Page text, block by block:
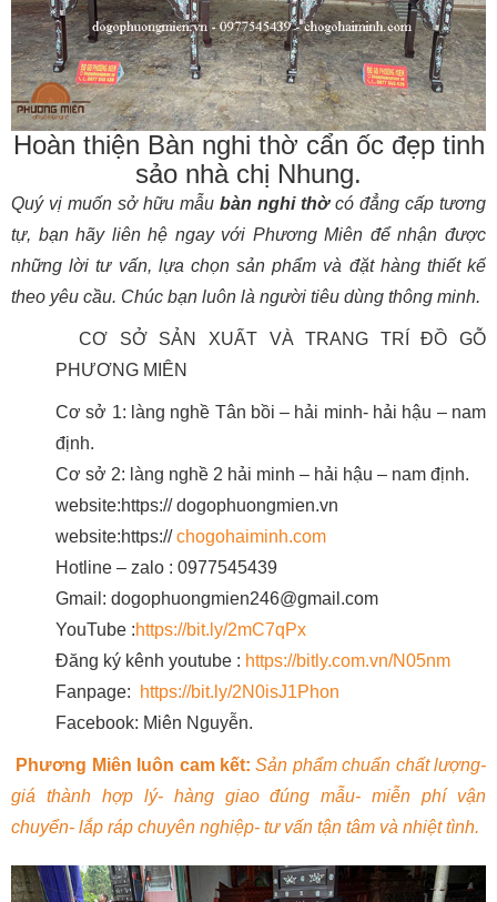
Hoàn thiện Bàn nghi thờ cẩn ốc đẹp tinh
sảo nhà chị Nhung.
Quý vị muốn sở hữu mẫu bàn nghi thờ có đẳng cấp tương
tự, bạn hãy liên hệ ngay với Phương Miên để nhận được
những lời tư vấn, lựa chọn sản phẩm và đặt hàng thiết kế
theo yêu cầu. Chúc bạn luôn là người tiêu dùng thông minh.
CƠ SỞ SẢN XUẤT VÀ TRANG TRÍ ĐỒ GỖ
PHƯƠNG MIÊN
Cơ sở 1: làng nghề Tân bồi – hải minh- hải hậu – nam
định.
Cơ sở 2: làng nghề 2 hải minh – hải hậu – nam định.
website:https:// dogophuongmien.vn
website:https://chogohaiminh.com
Hotline – zalo : 0977545439
Gmail: dogophuongmien246@gmail.com
YouTube :https://bit.ly/2mC7qPx
Đăng ký kênh youtube : https://bitly.com.vn/N05nm
Fanpage:
https://bit.ly/2N0isJ1Phon
Facebook: Miên Nguyễn.
Phương Miên luôn cam kết: Sản phẩm chuẩn chất lượng-
giá thành hợp lý- hàng giao đúng mẫu- miễn phí vận
chuyển- lắp ráp chuyên nghiệp- tư vấn tận tâm và nhiệt tình.